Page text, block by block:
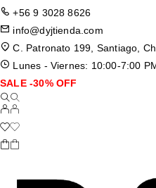
+56 9 3028 8626
info@dyjtienda.com
C. Patronato 199, Santiago,
Lunes - Viernes: 10:00-7:00
SALE -30% OFF